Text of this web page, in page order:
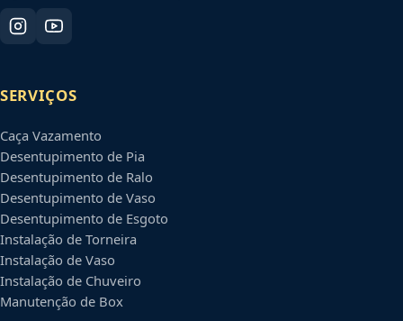
SERVIÇOS
Caça Vazamento
Desentupimento de Pia
Desentupimento de Ralo
Desentupimento de Vaso
Desentupimento de Esgoto
Instalação de Torneira
Instalação de Vaso
Instalação de Chuveiro
Manutenção de Box